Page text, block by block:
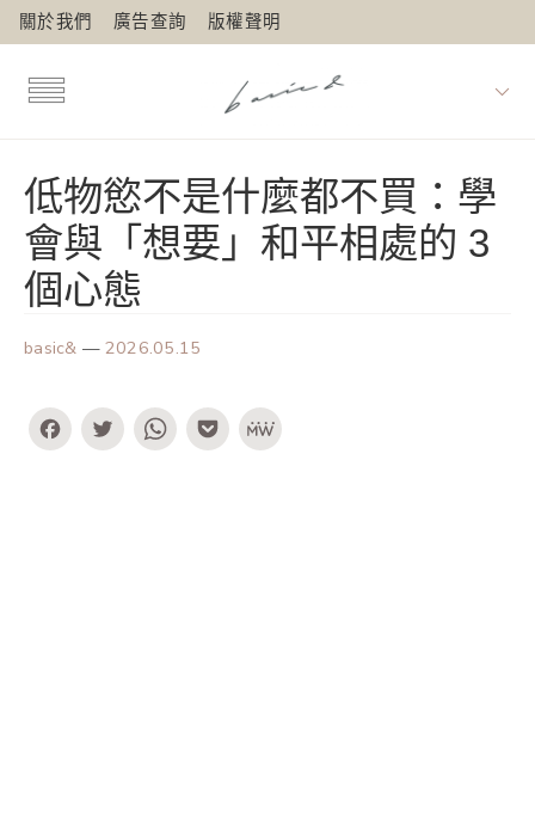
關於我們 廣告查詢 版權聲明
低物慾不是什麼都不買：學
會與「想要」和平相處的 3
個心態
basic& — 2026.05.15
FacebookTwitterWhatsApp
Pocket